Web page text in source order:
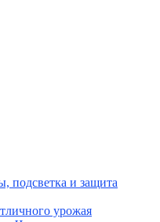
подсветка и защита
урожая